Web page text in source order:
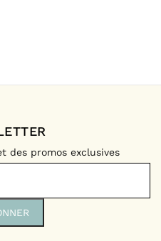
des promos exclusives